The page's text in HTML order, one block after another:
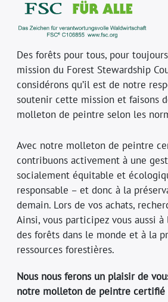
Des forêts pour tous, pour
mission du Forest Stewardship
considérons qu’il est de notre
soutenir cette mission et faisons
molleton de peintre selon les
Avec notre molleton de peintre
contribuons activement à une
socialement équitable et
responsable – et donc à la
demain. Lors de vos achats,
Ainsi, vous participez vous aussi
des forêts dans le monde et à la
ressources forestières.
Nous nous ferons un plaisir de
notre molleton de peintre certifié